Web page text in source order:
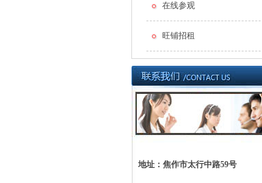
在线参观
旺铺招租
地址：焦作市太行中路59号